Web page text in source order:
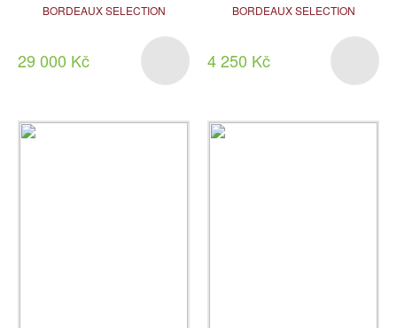
BORDEAUX SELECTION
29 000 Kč
BORDEAUX SELECTION
4 250 Kč